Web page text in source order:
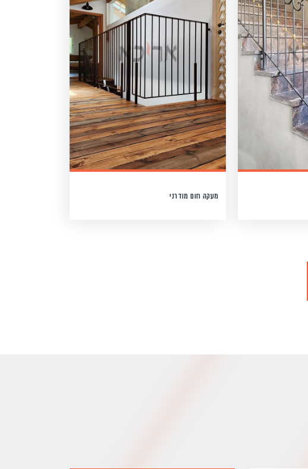
מעקה חום מודרני